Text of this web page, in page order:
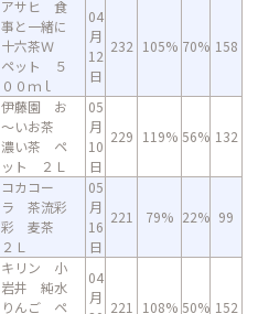
アサヒ 食
事と一緒に
十六茶Ｗ
ペット ５
００ｍｌ
04
月
12
日
232 105% 70% 158
伊藤園 お
～いお茶
濃い茶 ペ
ット ２Ｌ
05
月
10
日
229 119% 56% 132
コカコー
ラ 茶流彩
彩 麦茶
２Ｌ
05
月
16
日
221 79% 22% 99
キリン 小
岩井 純水
りんご ペ
04
月
221 108% 50% 152